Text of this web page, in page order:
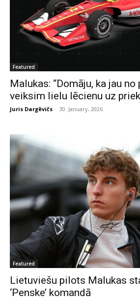
Featured
Malukas: “Domāju, ka jau no
veiksim lielu lēcienu uz
Juris Dargēvičs - 30. January, 2026
Featured
Lietuviešu pilots Malukas
‘Penske’ komandā